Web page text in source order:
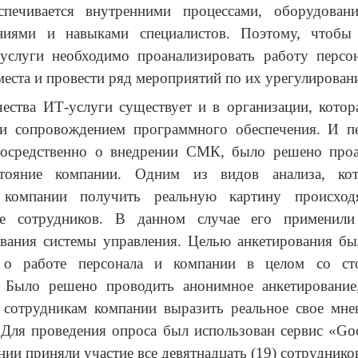
внутренними процессами,
и навыками специалистов. Поэтому,
необходимо проанализировать работу
и провести ряд мероприятий по их
ИТ-услуги существует и в организации,
сопровождением программного обеспечения. И
о внедрении СМК, было решено
компании. Одним из видов анализа,
компании получить реальную картину
сотрудников. В данном случае его
системы управления. Целью анкетирования
о работе персонала и компании в целом со
Было решено проводить анонимное
компании выразить реальное свое
проведения опроса был использован сервис «
приняли участие все девятнадцать (19)